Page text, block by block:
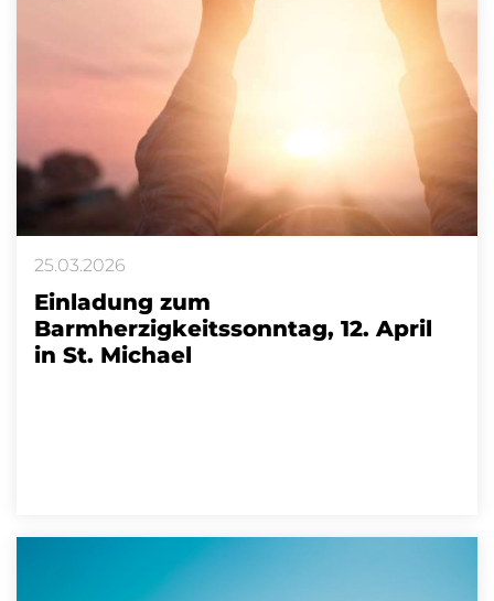
25.03.2026
Einladung zum
Barmherzigkeitssonntag, 12. April
in St. Michael